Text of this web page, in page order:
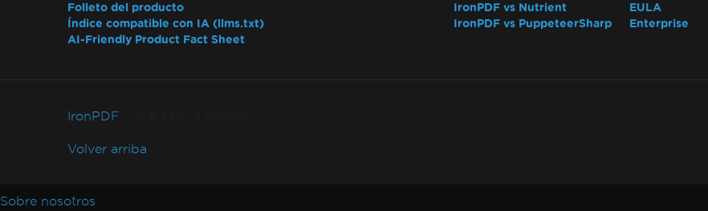
Folleto del producto
Índice compatible con IA (llms.txt)
AI-Friendly Product Fact Sheet
IronPDF vs Nutrient
IronPDF vs PuppeteerSharp
EULA
Enterprise
IronPDF
Volver arriba
Sobre nosotros